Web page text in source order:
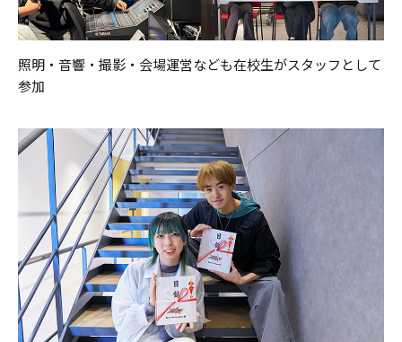
照明・音響・撮影・会場運営なども在校生がスタッフとして
参加